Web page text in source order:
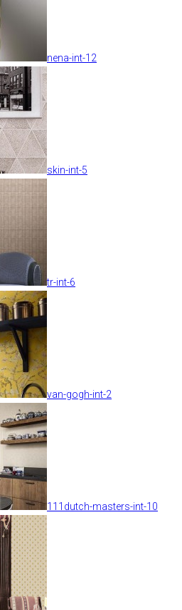
nena-int-12
skin-int-5
tr-int-6
van-gogh-int-2
111dutch-masters-int-10